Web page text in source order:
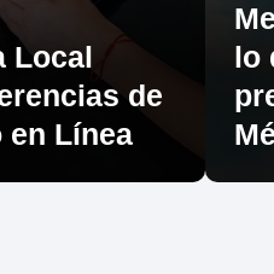
Local
de
en Línea
lo